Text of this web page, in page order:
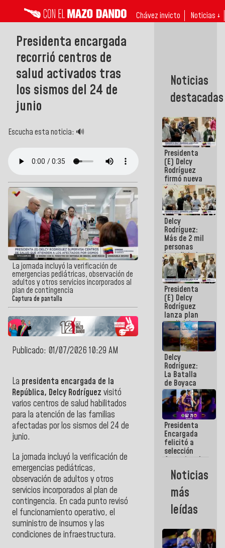
Chávez invicto Noticias ↓
Presidenta encargada
recorrió centros de
salud activados tras
los sismos del 24 de
junio
Escucha esta noticia: 🔊
La jornada incluyó la verificación de
emergencias pediátricas, observación de
adultos y otros servicios incorporados al
plan de contingencia
Captura de pantalla
Publicado: 01/07/2026 10:29 AM
La presidenta encargada de la
República, Delcy Rodríguez visitó
varios centros de salud habilitados
para la atención de las familias
afectadas por los sismos del 24 de
junio.
La jornada incluyó la verificación de
emergencias pediátricas,
observación de adultos y otros
servicios incorporados al plan de
contingencia. En cada punto revisó
el funcionamiento operativo, el
suministro de insumos y las
condiciones de infraestructura.
Noticias
destacadas
Presidenta
(E) Delcy
Rodríguez
firmó nueva
de Ley de
Arrendamiento
aprobada
por la AN
Delcy
Rodríguez:
Más de 2 mil
personas
beneficiadas
con planes
para
atención de
emergencia
sísmica en
la última
semana
Presidenta
(E) Delcy
Rodríguez
lanza plan
crediticio
con subsidio
a Juntas de
Condominio
Delcy
Rodríguez:
La Batalla
de Boyaca
representa
un capítulo
decisivo en
la gesta
emancipadora
de nuestra
América
Presidenta
Encargada
felicitó a
selección
femenina de
baloncesto
por su
clasificación
a la
AmeriCup
2027
Noticias
más
leídas